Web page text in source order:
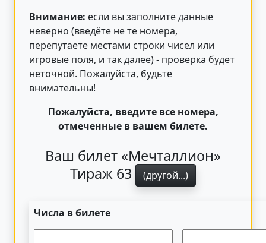
Внимание: если вы заполните данные
неверно (введёте не те номера,
перепутаете местами строки чисел или
игровые поля, и так далее) - проверка будет
неточной. Пожалуйста, будьте
внимательны!
Пожалуйста, введите все номера,
отмеченные в вашем билете.
Ваш билет «Мечталлион»
Тираж 63
(другой...)
Числа в билете